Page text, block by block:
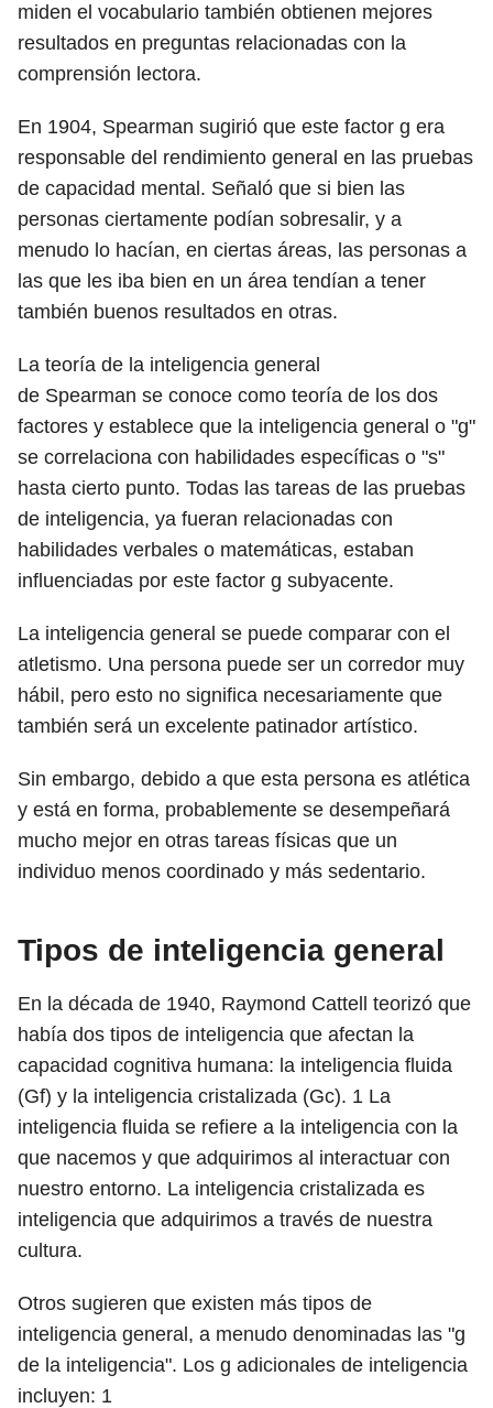
miden el vocabulario también obtienen mejores
resultados en preguntas relacionadas con la
comprensión lectora.
En 1904, Spearman sugirió que este factor g era
responsable del rendimiento general en las pruebas
de capacidad mental. Señaló que si bien las
personas ciertamente podían sobresalir, y a
menudo lo hacían, en ciertas áreas, las personas a
las que les iba bien en un área tendían a tener
también buenos resultados en otras.
La teoría de la inteligencia general
de Spearman se conoce como teoría de los dos
factores y establece que la inteligencia general o "g"
se correlaciona con habilidades específicas o "s"
hasta cierto punto. Todas las tareas de las pruebas
de inteligencia, ya fueran relacionadas con
habilidades verbales o matemáticas, estaban
influenciadas por este factor g subyacente.
La inteligencia general se puede comparar con el
atletismo. Una persona puede ser un corredor muy
hábil, pero esto no significa necesariamente que
también será un excelente patinador artístico.
Sin embargo, debido a que esta persona es atlética
y está en forma, probablemente se desempeñará
mucho mejor en otras tareas físicas que un
individuo menos coordinado y más sedentario.
Tipos de inteligencia general
En la década de 1940, Raymond Cattell teorizó que
había dos tipos de inteligencia que afectan la
capacidad cognitiva humana: la inteligencia fluida
(Gf) y la inteligencia cristalizada (Gc). 1 La
inteligencia fluida se refiere a la inteligencia con la
que nacemos y que adquirimos al interactuar con
nuestro entorno. La inteligencia cristalizada es
inteligencia que adquirimos a través de nuestra
cultura.
Otros sugieren que existen más tipos de
inteligencia general, a menudo denominadas las "g
de la inteligencia". Los g adicionales de inteligencia
incluyen: 1